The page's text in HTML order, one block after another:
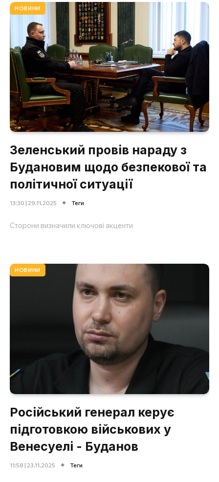
НОВИНИ
Зеленський провів нараду з
Будановим щодо безпекової та
політичної ситуації
13:30 | 29.11.2025 Теги
Сторони визначили ключові акценти
НОВИНИ
Російський генерал керує
підготовкою військових у
Венесуелі - Буданов
11:58 | 23.11.2025 Теги